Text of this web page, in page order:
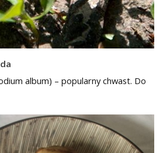
album) – popularny chwast. Do